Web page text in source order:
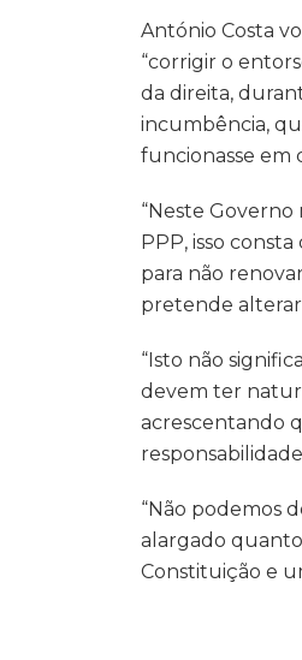
António Costa
“corrigir o
da direita,
incumbência,
funcionasse em
“Neste
PPP, isso
para não
pretende
“Isto não
devem ter
acrescentando
“Não podemos
alargado
Constituição e